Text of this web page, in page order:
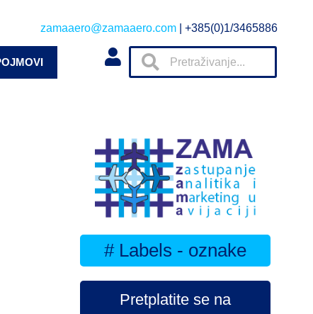
zamaaero@zamaaero.com | +385(0)1/3465886
# Labels - oznake
Pretplatite se na